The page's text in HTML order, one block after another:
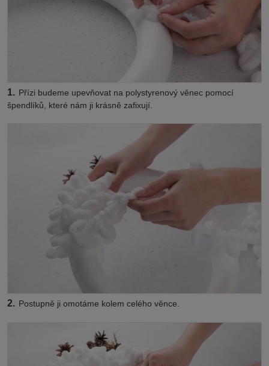
1. Přízi budeme upevňovat na polystyrenový věnec pomocí
špendlíků, které nám ji krásně zafixují.
2. Postupně ji omotáme kolem celého věnce.